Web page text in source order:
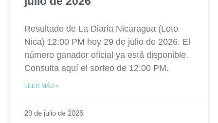
Resultado de La Diaria Nicaragua (Loto
Nica) 12:00 PM hoy 29 de julio de 2026. El
número ganador oficial ya está disponible.
Consulta aquí el sorteo de 12:00 PM.
LEER MÁS »
29 de julio de 2026